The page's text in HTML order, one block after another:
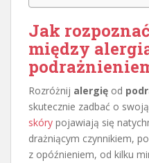
Jak
między
Rozróżnij alergię od
skutecznie zadbać o
skóry pojawiają się
drażniącym czynnikiem,
z opóźnieniem, od kilku